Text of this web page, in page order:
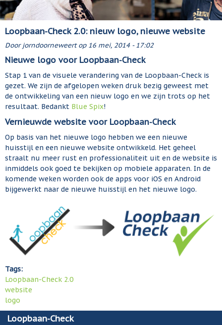
Loopbaan-Check 2.0: nieuw logo, nieuwe website
Doorjorndoorneweertop 16 mei, 2014 - 17:02
Nieuwe logo voor Loopbaan-Check
Stap 1 van de visuele verandering van de Loopbaan-Check is
gezet. We zijn de afgelopen weken druk bezig geweest met
de ontwikkeling van een nieuw logo en we zijn trots op het
resultaat. Bedankt Blue Spix!
Vernieuwde website voor Loopbaan-Check
Op basis van het nieuwe logo hebben we een nieuwe
huisstijl en een nieuwe website ontwikkeld. Het geheel
straalt nu meer rust en professionaliteit uit en de website is
inmiddels ook goed te bekijken op mobiele apparaten. In de
komende weken worden ook de apps voor iOS en Android
bijgewerkt naar de nieuwe huisstijl en het nieuwe logo.
Tags:
Loopbaan-Check 2.0
website
logo
Loopbaan-Check